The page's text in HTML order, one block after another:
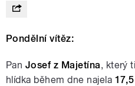
Pondělní vítěz:
Pan Josef z Majetína, který
hlídka během dne najela 17,5